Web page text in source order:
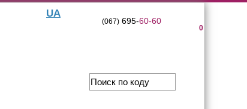
UA
0
(067)695-60-60